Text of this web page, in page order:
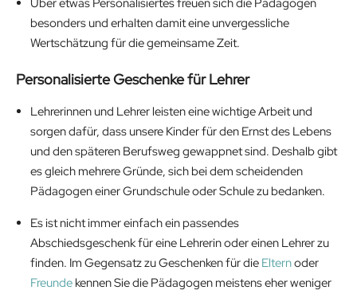
besonders und erhalten damit eine unvergessliche
Wertschätzung für die gemeinsame Zeit.
Personalisierte Geschenke für Lehrer
Lehrerinnen und Lehrer leisten eine wichtige Arbeit und
sorgen dafür, dass unsere Kinder für den Ernst des Lebens
und den späteren Berufsweg gewappnet sind. Deshalb gibt
es gleich mehrere Gründe, sich bei dem scheidenden
Pädagogen einer Grundschule oder Schule zu bedanken.
Es ist nicht immer einfach ein passendes
Abschiedsgeschenk für eine Lehrerin oder einen Lehrer zu
finden. Im Gegensatz zu Geschenken für die Elternoder
Freunde kennen Sie die Pädagogen meistens eher weniger